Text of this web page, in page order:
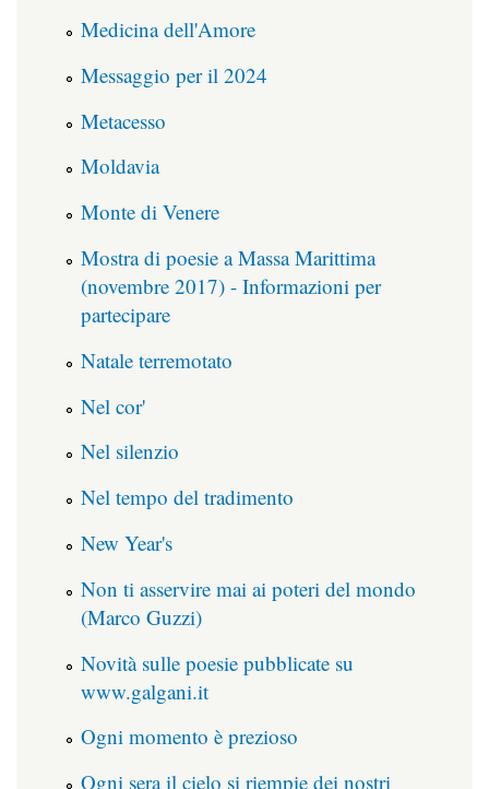
Medicina dell'Amore
Messaggio per il 2024
Metacesso
Moldavia
Monte di Venere
Mostra di poesie a Massa Marittima
(novembre 2017) - Informazioni per
partecipare
Natale terremotato
Nel cor'
Nel silenzio
Nel tempo del tradimento
New Year's
Non ti asservire mai ai poteri del mondo
(Marco Guzzi)
Novità sulle poesie pubblicate su
www.galgani.it
Ogni momento è prezioso
Ogni sera il cielo si riempie dei nostri